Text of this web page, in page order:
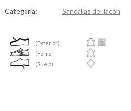
Categoría: Sandalias de Tacón
(Exterior)
(Forro)
(Suela)